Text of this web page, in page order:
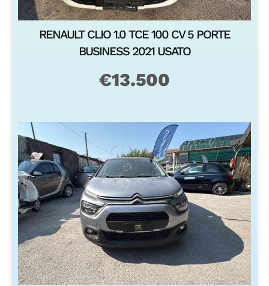
RENAULT CLIO 1.0 TCE 100 CV 5 PORTE
BUSINESS 2021 USATO
€13.500